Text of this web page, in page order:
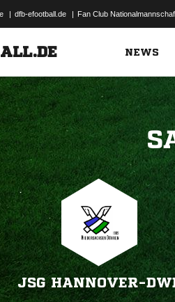
| dfb-efootball.de | Fan Club
NEWS
JSG HANNOVER-